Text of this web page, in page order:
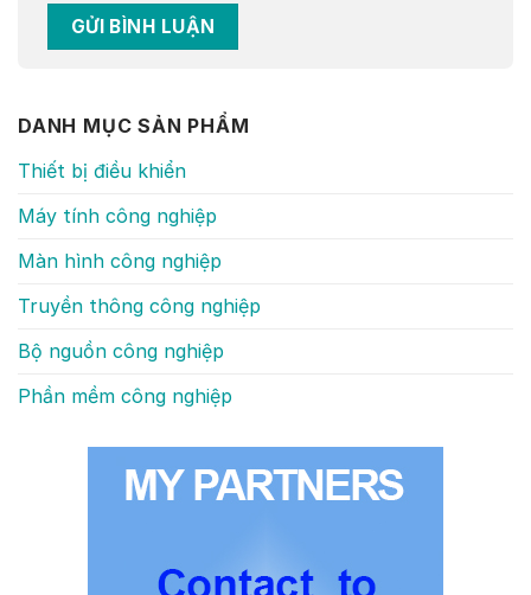
DANH MỤC SẢN PHẨM
Thiết bị điều khiển
Máy tính công nghiệp
Màn hình công nghiệp
Truyền thông công nghiệp
Bộ nguồn công nghiệp
Phần mềm công nghiệp